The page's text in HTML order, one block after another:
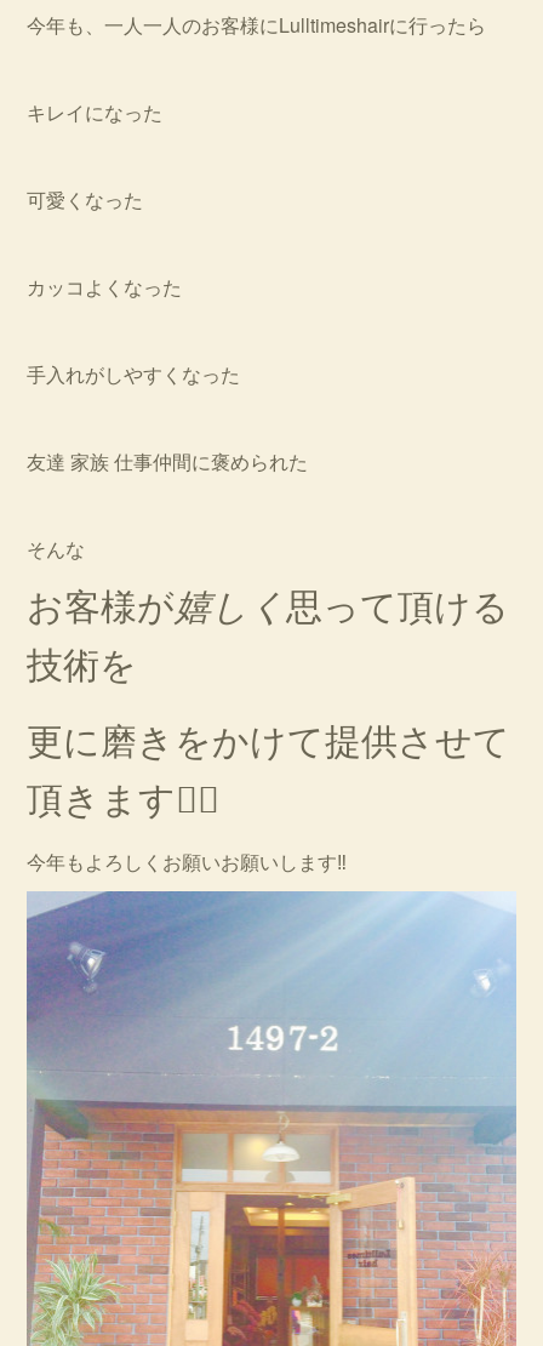
今年も、一人一人のお客様にLulltimeshairに行ったら
キレイになった
可愛くなった
カッコよくなった
手入れがしやすくなった
友達 家族 仕事仲間に褒められた
そんな
お客様が嬉しく思って頂ける
技術を
更に磨きをかけて提供させて
頂きます🙇‍♀️
今年もよろしくお願いお願いします‼︎